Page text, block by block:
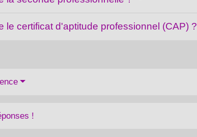
le certificat d'aptitude professionnel (CAP) ?
!